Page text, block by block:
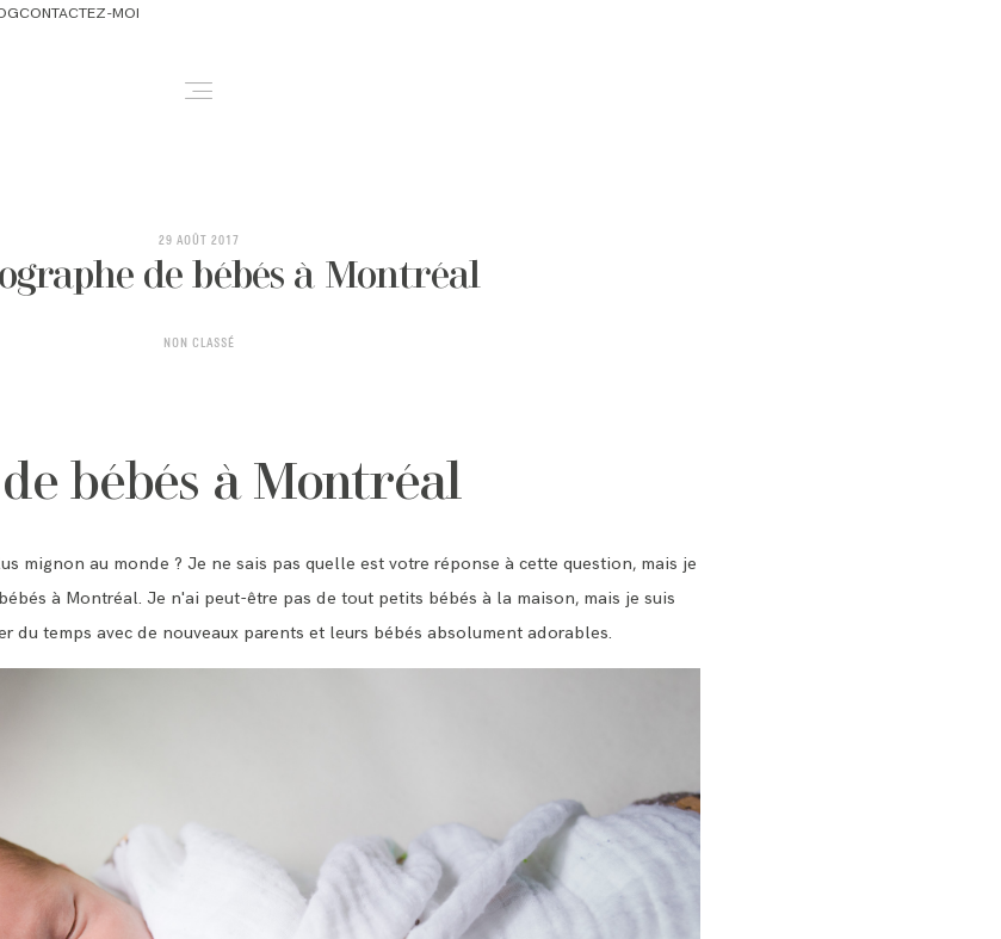
CONTACTEZ-MOI
29 AOÛT 2017
de bébés à Montréal
NON CLASSÉ
bébés à Montréal
mignon au monde ? Je ne sais pas quelle est votre réponse à cette question, mais je
à Montréal. Je n'ai peut-être pas de tout petits bébés à la maison, mais je suis
du temps avec de nouveaux parents et leurs bébés absolument adorables.
FAMILY & OLDER BABY